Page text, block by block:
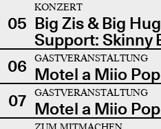
05
KONZERT
Big Zis & Big
Support: Skinny
06
GASTVERANSTALTUNG
Motel a Miio
07
GASTVERANSTALTUNG
Motel a Miio